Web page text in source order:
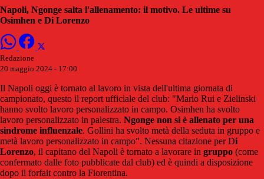
Napoli, Ngonge salta l'allenamento: il motivo. Le ultime su
Osimhen e Di Lorenzo
Redazione
20 maggio 2024 - 17:00
Il Napoli oggi è tornato al lavoro in vista dell'ultima giornata di
campionato, questo il report ufficiale del club: "Mario Rui e Zielinski
hanno svolto lavoro personalizzato in campo. Osimhen ha svolto
lavoro personalizzato in palestra. Ngonge non si è allenato per una
sindrome influenzale. Gollini ha svolto metà della seduta in gruppo e
metà lavoro personalizzato in campo". Nessuna citazione per Di
Lorenzo, il capitano del Napoli è tornato a lavorare in gruppo (come
confermato dalle foto pubblicate dal club) ed è quindi a disposizione
dopo il forfait contro la Fiorentina.